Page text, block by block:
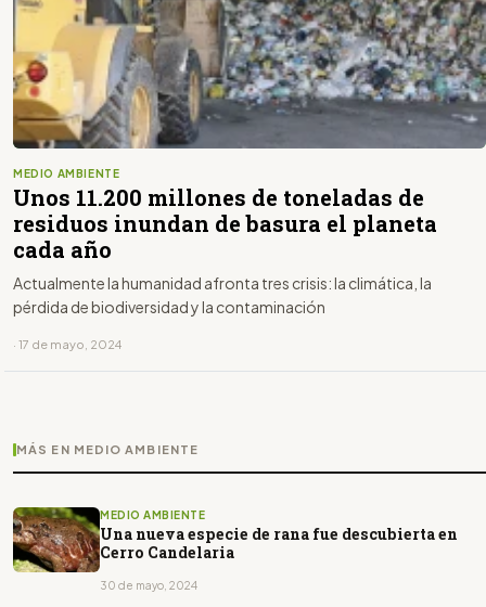
MEDIO AMBIENTE
Unos 11.200 millones de toneladas de
residuos inundan de basura el planeta
cada año
Actualmente la humanidad afronta tres crisis: la climática, la
pérdida de biodiversidad y la contaminación
· 17 de mayo, 2024
MÁS EN MEDIO AMBIENTE
MEDIO AMBIENTE
Una nueva especie de rana fue descubierta en
Cerro Candelaria
30 de mayo, 2024